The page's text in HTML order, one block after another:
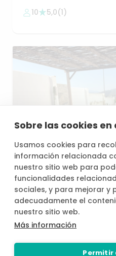
Sobre las cookies
Usamos cookies para
información relacionada
nuestro sitio web para
funcionalidades
sociales, y para mejorar y
adecuadamente el
nuestro sitio web.
Más información
Permitir
10
5,0(1)
desde
24,00 €
/h
Piscina idealdia
Cártama